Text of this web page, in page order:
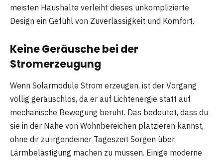
meisten Haushalte verleiht dieses unkomplizierte
Design ein Gefühl von Zuverlässigkeit und Komfort.
Keine Geräusche bei der
Stromerzeugung
Wenn Solarmodule Strom erzeugen, ist der Vorgang
völlig geräuschlos, da er auf Lichtenergie statt auf
mechanische Bewegung beruht. Das bedeutet, dass du
sie in der Nähe von Wohnbereichen platzieren kannst,
ohne dir zu irgendeiner Tageszeit Sorgen über
Lärmbelästigung machen zu müssen. Einige moderne